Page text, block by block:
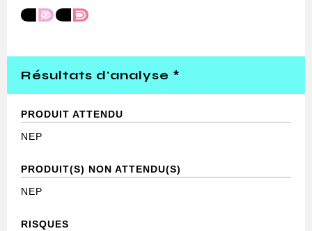
Résultats d'analyse *
PRODUIT ATTENDU
NEP
PRODUIT(S) NON ATTENDU(S)
NEP
RISQUES